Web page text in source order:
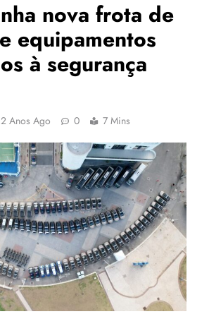
nova frota de
equipamentos
à segurança
2 Anos Ago 0 7 Mins